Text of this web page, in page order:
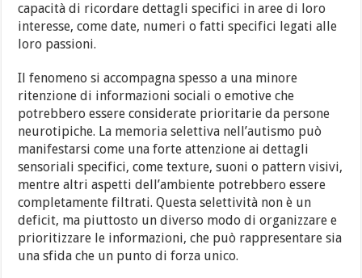
capacità di ricordare dettagli specifici in aree di loro
interesse, come date, numeri o fatti specifici legati alle
loro passioni.
Il fenomeno si accompagna spesso a una minore
ritenzione di informazioni sociali o emotive che
potrebbero essere considerate prioritarie da persone
neurotipiche. La memoria selettiva nell’autismo può
manifestarsi come una forte attenzione ai dettagli
sensoriali specifici, come texture, suoni o pattern visivi,
mentre altri aspetti dell’ambiente potrebbero essere
completamente filtrati. Questa selettività non è un
deficit, ma piuttosto un diverso modo di organizzare e
prioritizzare le informazioni, che può rappresentare sia
una sfida che un punto di forza unico.